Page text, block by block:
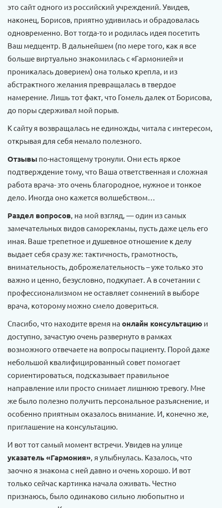
это сайт одного из российский учреждений. Увидев,
наконец, Борисов, приятно удивилась и обрадовалась
одновременно. Вот тогда-то и родилась идея посетить
Ваш медцентр. В дальнейшем (по мере того, как я все
больше виртуально знакомилась с «Гармонией» и
проникалась доверием) она только крепла, и из
абстрактного желания превращалась в твердое
намерение. Лишь тот факт, что Гомель далек от Борисова,
до поры сдерживал мой порыв.
К сайту я возвращалась не единожды, читала с интересом,
открывая для себя немало полезного.
Отзывы по-настоящему тронули. Они есть яркое
подтверждение тому, что Ваша ответственная и сложная
работа врача- это очень благородное, нужное и тонкое
дело. Иногда оно кажется волшебством…
Раздел вопросов, на мой взгляд, — один из самых
замечательных видов саморекламы, пусть даже цель его
иная. Ваше трепетное и душевное отношение к делу
выдает себя сразу же: тактичность, грамотность,
внимательность, доброжелательность – уже только это
важно и ценно, безусловно, подкупает. А в сочетании с
профессионализмом не оставляет сомнений в выборе
врача, которому можно смело довериться.
Спасибо, что находите время на онлайн консультацию и
доступно, зачастую очень развернуто в рамках
возможного отвечаете на вопросы пациенту. Порой даже
небольшой квалифицированный совет помогает
сориентироваться, подсказывает правильное
направление или просто снимает лишнюю тревогу. Мне
же было полезно получить персональное разъяснение, и
особенно приятным оказалось внимание. И, конечно же,
приглашение на консультацию.
И вот тот самый момент встречи. Увидев на улице
указатель «Гармония», я улыбнулась. Казалось, что
заочно я знакома с ней давно и очень хорошо. И вот
только сейчас картинка начала оживать. Честно
признаюсь, было одинаково сильно любопытно и